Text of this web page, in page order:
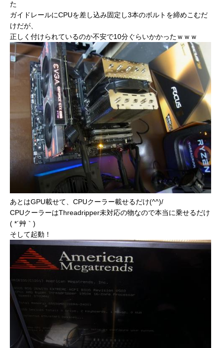
た
ガイドレールにCPUを差し込み固定し3本のボルトを締めこむだ
けだが、
正しく付けられているのか不安で10分ぐらいかかったｗｗｗ
あとはGPU載せて、CPUクーラー載せるだけ(^^)/
CPUクーラーはThreadripper未対応の物なので本当に乗せるだけ
( *´艸｀)
そして起動！